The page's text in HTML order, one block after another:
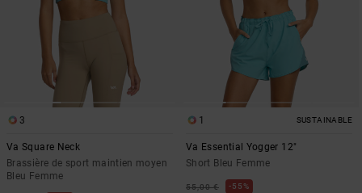
3
Va Square Neck
Brassière de sport maintien moyen
Bleu Femme
1 SUSTAINABLE
Va Essential Yogger 12"
Short Bleu Femme
55,00 € 55%